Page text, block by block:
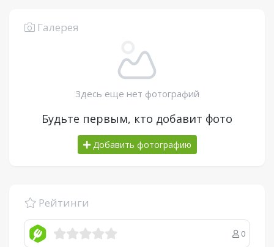
Галерея
Здесь еще нет фотографий
Будьте первым, кто добавит фото
Добавить фотографию
Рейтинги
0